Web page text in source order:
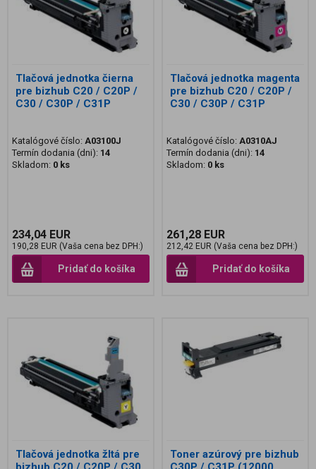
Tlačová jednotka čierna
pre bizhub C20 / C20P /
C30 / C30P / C31P
Katalógové číslo: A03100J
Termín dodania (dni): 14
Skladom: 0 ks
234,04 EUR
190,28 EUR (Vaša cena bez DPH:)
Pridať do košíka
Tlačová jednotka magenta
pre bizhub C20 / C20P /
C30 / C30P / C31P
Katalógové číslo: A0310AJ
Termín dodania (dni): 14
Skladom: 0 ks
261,28 EUR
212,42 EUR (Vaša cena bez DPH:)
Pridať do košíka
Tlačová jednotka žltá pre
Toner azúrový pre bizhub